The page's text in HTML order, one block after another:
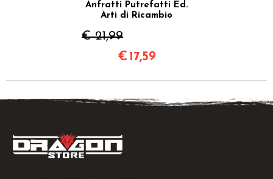
Anfratti Putrefatti Ed.
Arti di Ricambio
€ 21,99
€ 17,59